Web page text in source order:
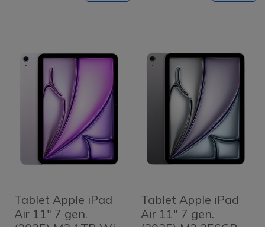
Tablet Apple iPad
Air 11" 7 gen.
Tablet Apple iPad
Air 11" 7 gen.